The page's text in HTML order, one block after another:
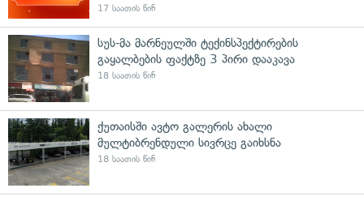
17 საათის წინ
სუს-მა მარნეულში ტექინსპექტირების
გაყალბების ფაქტზე 3 პირი დააკავა
18 საათის წინ
ქუთაისში ავტო გალერის ახალი
მულტიბრენდული სივრცე გაიხსნა
18 საათის წინ